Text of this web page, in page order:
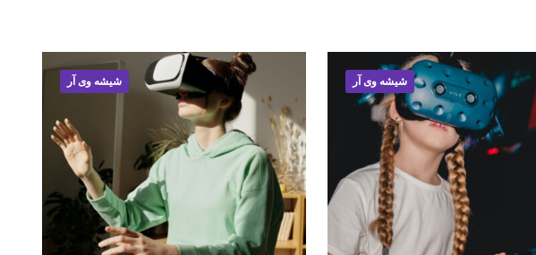
شیشه وی آر شیشه وی آر